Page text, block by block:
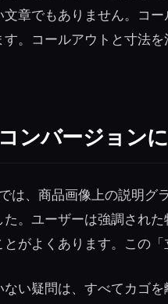
章でもありません。コ
。コールアウトと寸法
ンバージョン
は、商品画像上の説明
。ユーザーは強調された
がよくあります。この「
い疑問は、すべてカゴ